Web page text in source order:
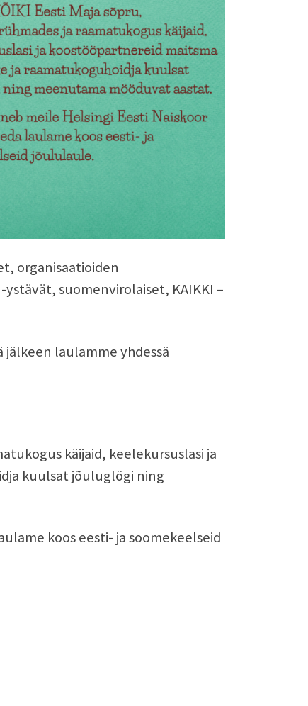
organisaatioiden
suomenvirolaiset, KAIKKI –
laulamme yhdessä
käijaid, keelekursuslasi ja
kuulsat jõuluglögi ning
koos eesti- ja soomekeelseid